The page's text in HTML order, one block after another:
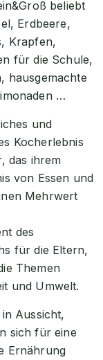
beliebt
Erdbeere,
Krapfen,
für die Schule,
hausgemachte
…
und
Kocherlebnis
das ihrem
von Essen und
Mehrwert
des
für die Eltern,
Themen
und Umwelt.
Aussicht,
sich für eine
Ernährung